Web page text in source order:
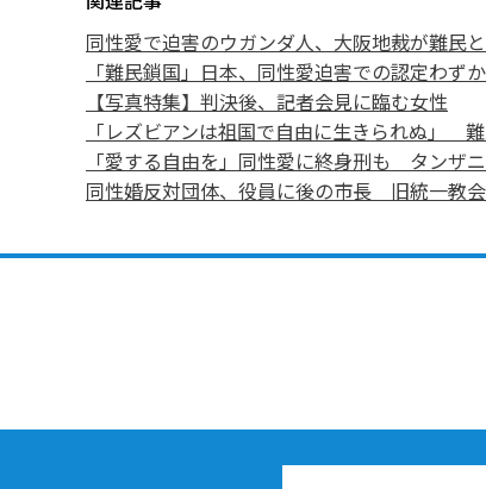
同性愛で迫害のウガンダ人、大阪地裁が難民
「難民鎖国」日本、同性愛迫害での認定わず
【写真特集】判決後、記者会見に臨む女性
「レズビアンは祖国で自由に生きられぬ」
「愛する自由を」同性愛に終身刑も タンザ
同性婚反対団体、役員に後の市長 旧統一教